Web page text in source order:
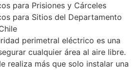
para Prisiones y Cárceles
para Sitios del Departamento
perimetral eléctrico es una
cualquier área al aire libre.
realiza más que solo instalar una